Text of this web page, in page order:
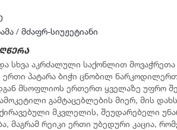
/ მძაფრ-სიუჟეტიანი
სხვა აკრძალული საქონლით
ერთი პატარა ბიჭი ცნობილ
მსოფლიოს ერთერთ ყველაზე უფრო
გამტაცებლების მიერ, მის
მკვლელის, შეუდარებელი
მაგრამ რეიკი ერთი უბედური კაცია,